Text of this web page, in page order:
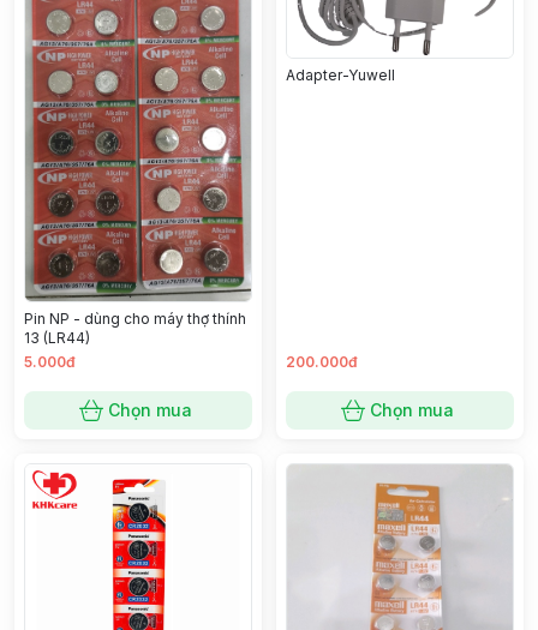
Pin NP - dùng cho máy thợ thính
13 (LR44)
5.000đ
Chọn mua
Adapter-Yuwell
200.000đ
Chọn mua